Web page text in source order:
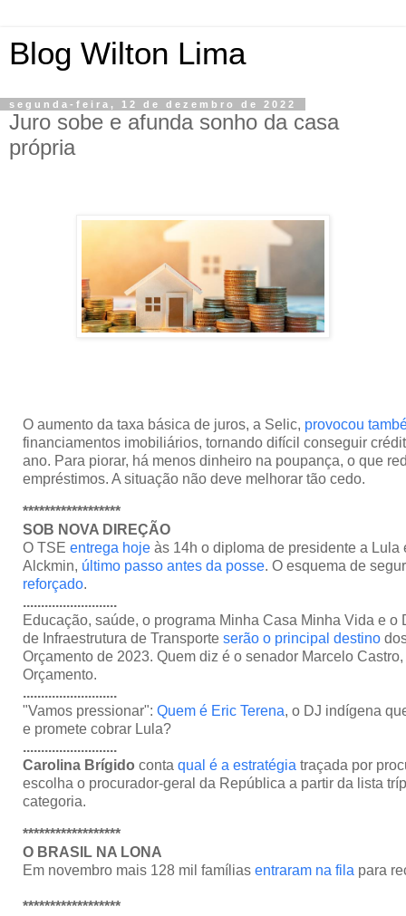
Blog Wilton Lima
segunda-feira, 12 de dezembro de 2022
Juro sobe e afunda sonho da casa
própria
O aumento da taxa básica de juros, a Selic, provocou
financiamentos imobiliários, tornando difícil conseguir
ano. Para piorar, há menos dinheiro na poupança, o que
empréstimos. A situação não deve melhorar tão cedo.
******************
SOB NOVA DIREÇÃO
O TSE entrega hoje às 14h o diploma de presidente a Lula
Alckmin, último passo antes da posse. O esquema de
reforçado.
..........................
Educação, saúde, o programa Minha Casa Minha Vida e o
de Infraestrutura de Transporte serão o principal destino
Orçamento de 2023. Quem diz é o senador Marcelo
Orçamento.
..........................
"Vamos pressionar": Quem é Eric Terena, o DJ indígena
e promete cobrar Lula?
..........................
Carolina Brígido conta qual é a estratégia traçada por
escolha o procurador-geral da República a partir da lista
categoria.
******************
O BRASIL NA LONA
Em novembro mais 128 mil famílias entraram na fila para
******************